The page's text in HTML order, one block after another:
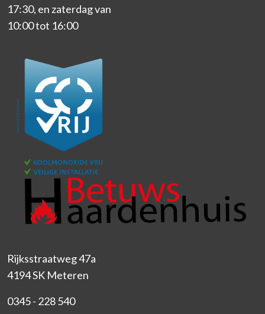
17:30, en zaterdag van
10:00 tot 16:00
Rijksstraatweg 47a
4194 SK Meteren
0345 - 228 540